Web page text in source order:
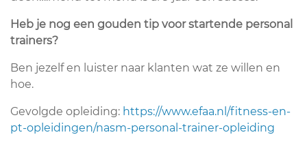
Heb je nog een gouden tip voor startende personal
trainers?
Ben jezelf en luister naar klanten wat ze willen en
hoe.
Gevolgde opleiding: https://www.efaa.nl/fitness-en-
pt-opleidingen/nasm-personal-trainer-opleiding